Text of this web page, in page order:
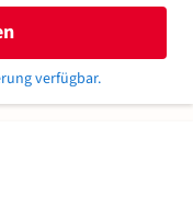
verfügbar.